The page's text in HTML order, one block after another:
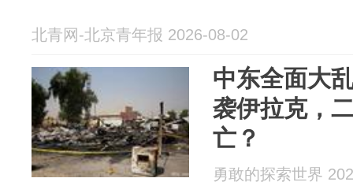
北青网-北京青年报 2026-08-02
中东全面大
袭伊拉克，
亡？
勇敢的探索世界